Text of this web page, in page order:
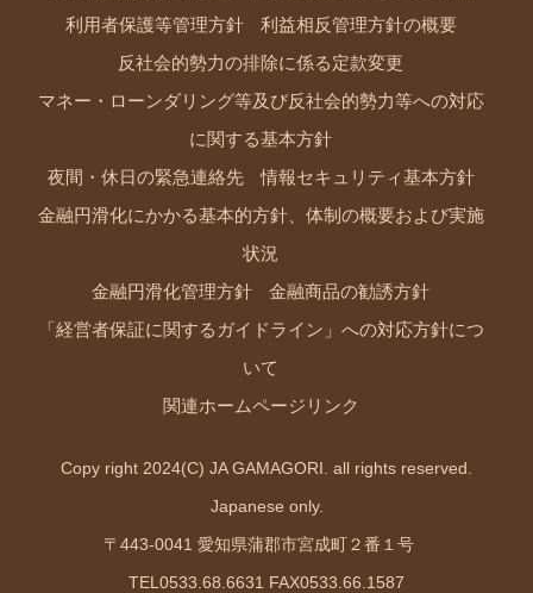
利用者保護等管理方針 利益相反管理方針の概要
反社会的勢力の排除に係る定款変更
マネー・ローンダリング等及び反社会的勢力等への対応
に関する基本方針
夜間・休日の緊急連絡先 情報セキュリティ基本方針
金融円滑化にかかる基本的方針、体制の概要および実施
状況
金融円滑化管理方針 金融商品の勧誘方針
「経営者保証に関するガイドライン」への対応方針につ
いて
関連ホームページリンク
Copy right 2024(C) JA GAMAGORI. all rights reserved.
Japanese only.
〒443-0041 愛知県蒲郡市宮成町２番１号
TEL0533.68.6631 FAX0533.66.1587